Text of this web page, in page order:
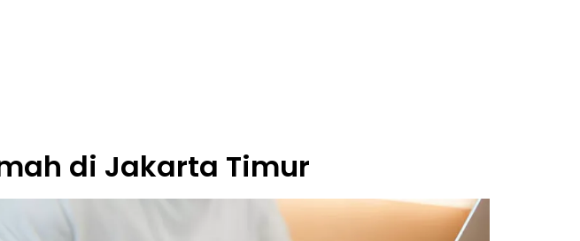
di Jakarta Timur